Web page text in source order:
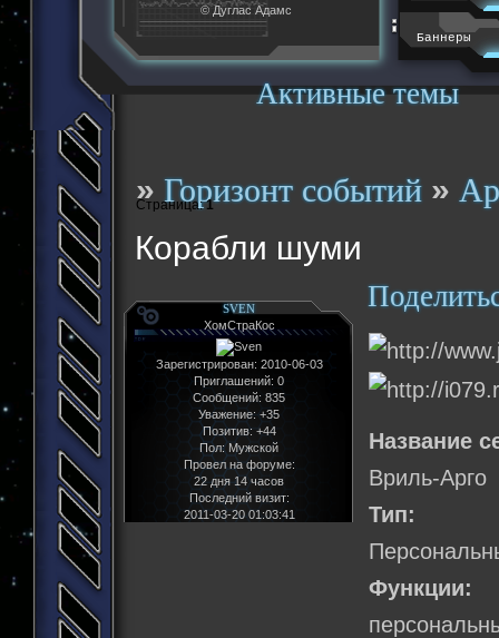
Активные темы
© Дуглас Адамс
Баннеры
»Горизонт событий »
Корабли шуми
Страница:1
SVEN
ХомСтраКос
Зарегистрирован: 2010-06-03
Приглашений: 0
Сообщений: 835
Уважение: +35
Позитив: +44
Пол:Мужской
Провел на форуме:
22 дня 14 часов
Последний визит:
2011-03-20 01:03:41
Название
Вриль-Арго
Тип:
Функции: